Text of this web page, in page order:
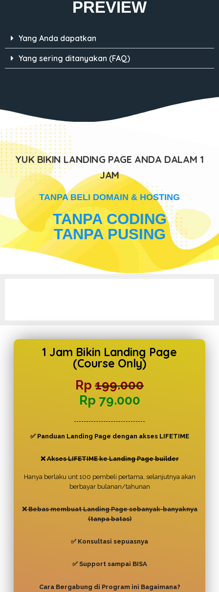
PREVIEW
Yang Anda dapatkan
Yang sering ditanyakan (FAQ)
YUK BIKIN LANDING PAGE ANDA DALAM 1
JAM
TANPA BELI DOMAIN & HOSTING
TANPA CODING
TANPA PUSING
1 Jam Bikin Landing Page
(Course Only)
Rp 199.000
Rp 79.000
✅ Panduan Landing Page dengan akses LIFETIME
❌Akses LIFETIME ke Landing Page builder
Hanya berlaku unt 100 pembeli pertama, selanjutnya akan
berbayar bulanan/tahunan
❌Bebas membuat Landing Page sebanyak-banyaknya
(tanpa batas)
✅ Konsultasi sepuasnya
✅ Support sampai BISA
Cara Bergabung di Program ini Bagaimana?